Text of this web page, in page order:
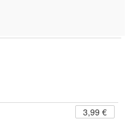
3,99 €